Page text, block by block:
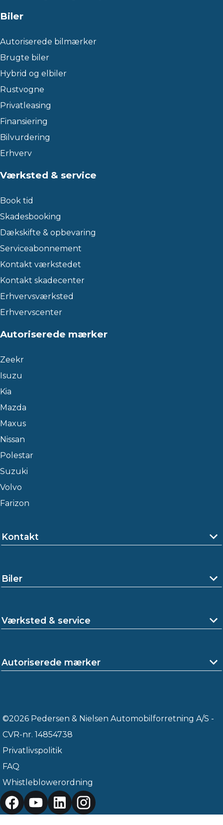
Biler
Autoriserede bilmærker
Brugte biler
Hybrid og elbiler
Rustvogne
Privatleasing
Finansiering
Bilvurdering
Erhverv
Værksted & service
Book tid
Skadesbooking
Dækskifte & opbevaring
Serviceabonnement
Kontakt værkstedet
Kontakt skadecenter
Erhvervsværksted
Erhvervscenter
Autoriserede mærker
Zeekr
Isuzu
Kia
Mazda
Maxus
Nissan
Polestar
Suzuki
Volvo
Farizon
Kontakt
Biler
Værksted & service
Autoriserede mærker
©2026 Pedersen & Nielsen Automobilforretning A/S -
CVR-nr. 14854738
Privatlivspolitik
FAQ
Whistleblowerordning